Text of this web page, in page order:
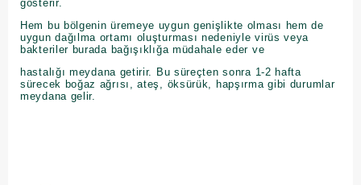
gösterir.
Hem bu bölgenin üremeye uygun genişlikte olması hem de
uygun dağılma ortamı oluşturması nedeniyle virüs veya
bakteriler burada bağışıklığa müdahale eder ve
hastalığı meydana getirir. Bu süreçten sonra 1-2 hafta
sürecek boğaz ağrısı, ateş, öksürük, hapşırma gibi durumlar
meydana gelir.